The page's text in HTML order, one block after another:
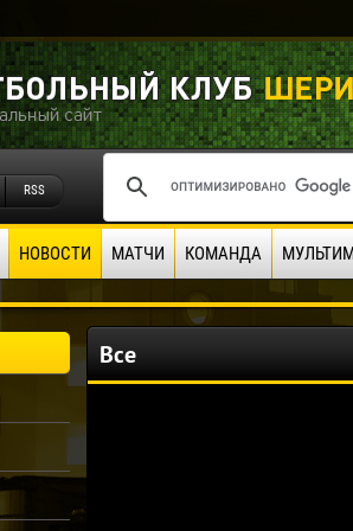
RSS
НОВОСТИ МАТЧИ КОМАНДА
Все